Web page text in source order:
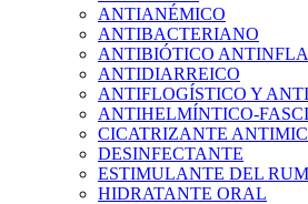
ANTIANÉMICO
ANTIBACTERIANO
ANTIBIÓTICO
ANTIDIARREICO
ANTIFLOGÍSTICO Y
ANTIHELMÍNTICO-
CICATRIZANTE
DESINFECTANTE
ESTIMULANTE DEL
HIDRATANTE ORAL